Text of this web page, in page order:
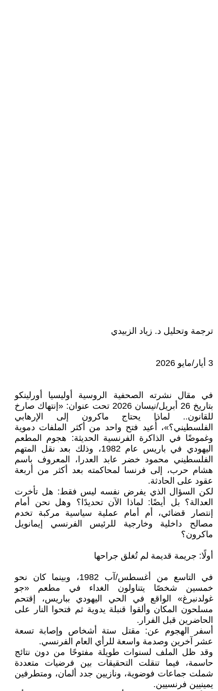
ترجمة وتحليل د. زياد الزبيدي
3 أيار/مايو 2026
في مقال نشرته الصحفية الروسية أوليسيا أورلينكو
بتاريخ 26 أبريل/نيسان 2026 تحت عنوان: «إنتهاك صارخ
للقانون.. لماذا يحتاج ماكرون إلى الإرهابي
الفلسطيني؟»، أُعيد فتح واحد من أكثر الملفات دموية
وغموضًا في الذاكرة الفرنسية الحديثة: هجوم المطعم
اليهودي في باريس عام 1982، وذلك بعد نقل المتهم
الفلسطيني محمود خضر عابد العدرا، المعروف باسم
هشام حرب، إلى فرنسا لمحاكمته بعد أكثر من أربعة
عقود على الحادثة.
لكن السؤال الذي يفرض نفسه ليس فقط: هل تأخرت
العدالة؟ بل أيضًا: لماذا الآن تحديدًا؟ وهل نحن أمام
إنتصار قضائي، أم أمام عملية سياسية مركبة تخدم
مصالح داخلية وخارجية للرئيس الفرنسي إيمانويل
ماكرون؟
أولًا: جريمة قديمة لم تُغلق جراحها
في التاسع من أغسطس/آب 1982، وبينما كان نحو
خمسين شخصًا يتناولون الغداء في مطعم «جو
غولدنبرغ» الواقع في الحي اليهودي بباريس، إقتحم
مسلحون المكان وألقوا قنبلة يدوية ثم فتحوا النار على
الحاضرين قبل الفرار.
أسفر الهجوم عن: مقتل ستة أشخاص وإصابة تسعة
عشر آخرين وصدمة واسعة للرأي العام الفرنسي.
وقد ظل الملف لسنوات طويلة مفتوحًا من دون نتائج
حاسمة، فيما تنقلت التحقيقات بين فرضيات متعددة
شملت جماعات فوضوية، ونازيين جدد ألمان، ومتطرفين
يمينيين فرنسيين.